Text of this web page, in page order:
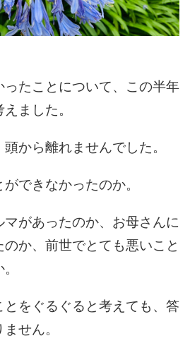
たことについて、この半年
ました。
から離れませんでした。
できなかったのか。
があったのか、お母さんに
か、前世でとても悪いこと
とをぐるぐると考えても、答
せん。